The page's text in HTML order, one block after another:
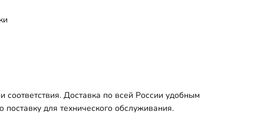
Доставка по всей России удобным
для технического обслуживания.